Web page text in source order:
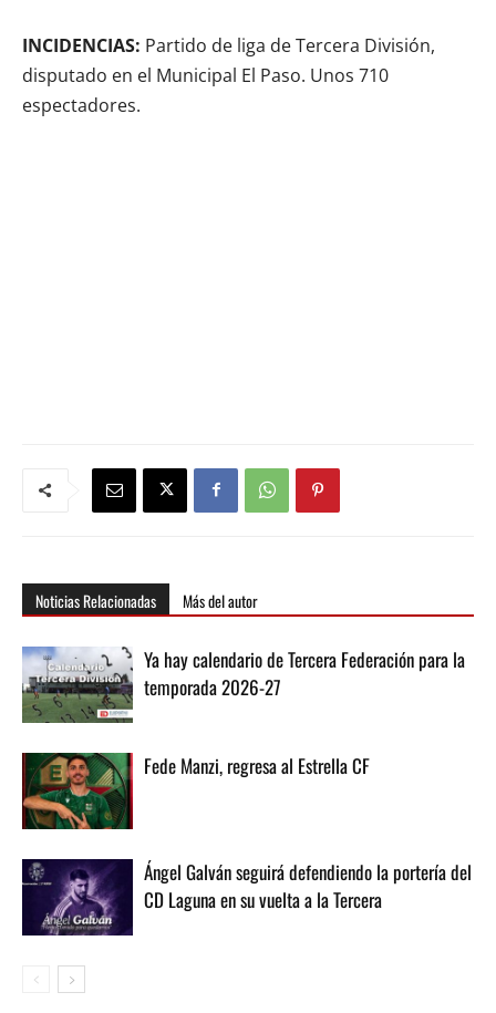
INCIDENCIAS: Partido de liga de Tercera División,
disputado en el Municipal El Paso. Unos 710
espectadores.
Noticias Relacionadas Más del autor
Ya hay calendario de Tercera Federación para la
temporada 2026-27
Fede Manzi, regresa al Estrella CF
Ángel Galván seguirá defendiendo la portería del
CD Laguna en su vuelta a la Tercera